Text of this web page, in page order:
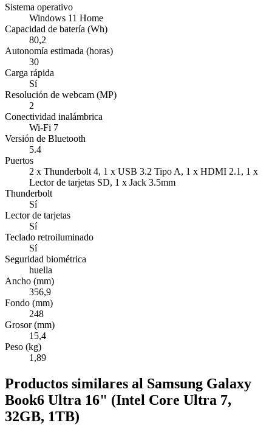
Sistema operativo
Windows 11 Home
Capacidad de batería (Wh)
80,2
Autonomía estimada (horas)
30
Carga rápida
Sí
Resolución de webcam (MP)
2
Conectividad inalámbrica
Wi-Fi 7
Versión de Bluetooth
5.4
Puertos
2 x Thunderbolt 4, 1 x USB 3.2 Tipo A, 1 x HDMI 2.1, 1 x
Lector de tarjetas SD, 1 x Jack 3.5mm
Thunderbolt
Sí
Lector de tarjetas
Sí
Teclado retroiluminado
Sí
Seguridad biométrica
huella
Ancho (mm)
356,9
Fondo (mm)
248
Grosor (mm)
15,4
Peso (kg)
1,89
Productos similares al Samsung Galaxy
Book6 Ultra 16" (Intel Core Ultra 7,
32GB, 1TB)